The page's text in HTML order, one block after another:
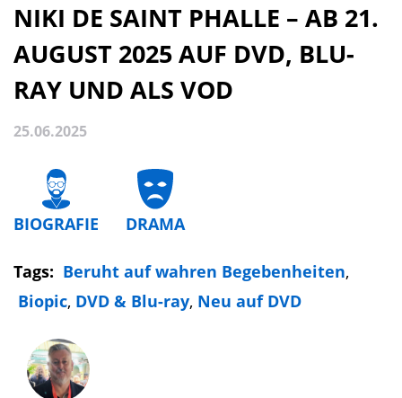
NIKI DE SAINT PHALLE – AB 21.
AUGUST 2025 AUF DVD, BLU-
RAY UND ALS VOD
25.06.2025
BIOGRAFIE DRAMA
Tags: Beruht auf wahren Begebenheiten,
Biopic, DVD & Blu-ray, Neu auf DVD